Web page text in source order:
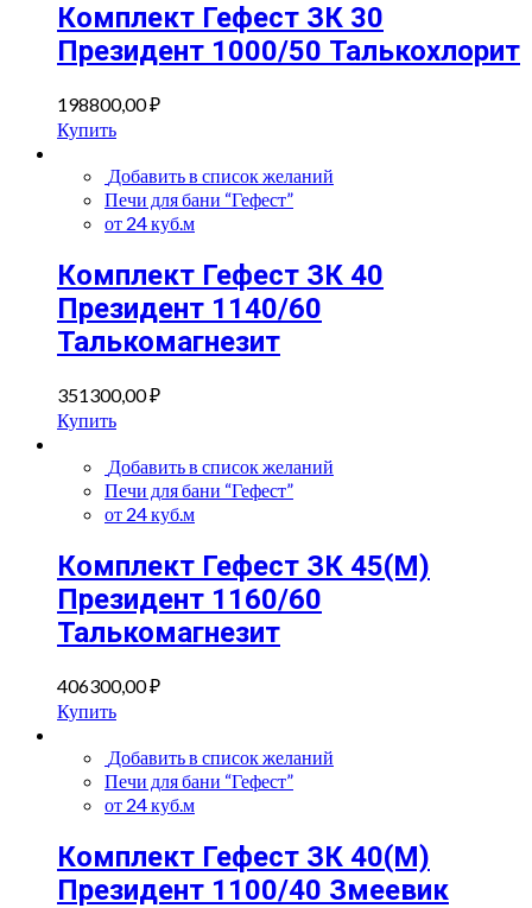
Комплект Гефест ЗК 30
Президент 1000/50 Талькохлорит
198800,00₽
Купить
Добавить в список желаний
Печи для бани “Гефест”
от 24 куб.м
Комплект Гефест ЗК 40
Президент 1140/60
Талькомагнезит
351300,00₽
Купить
Добавить в список желаний
Печи для бани “Гефест”
от 24 куб.м
Комплект Гефест ЗК 45(М)
Президент 1160/60
Талькомагнезит
406300,00₽
Купить
Добавить в список желаний
Печи для бани “Гефест”
от 24 куб.м
Комплект Гефест ЗК 40(М)
Президент 1100/40 Змеевик